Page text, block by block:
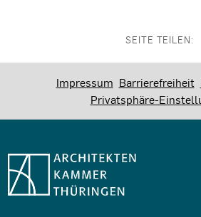
SEITE TEILEN:
Impressum Barrierefreiheit
Privatsphäre-